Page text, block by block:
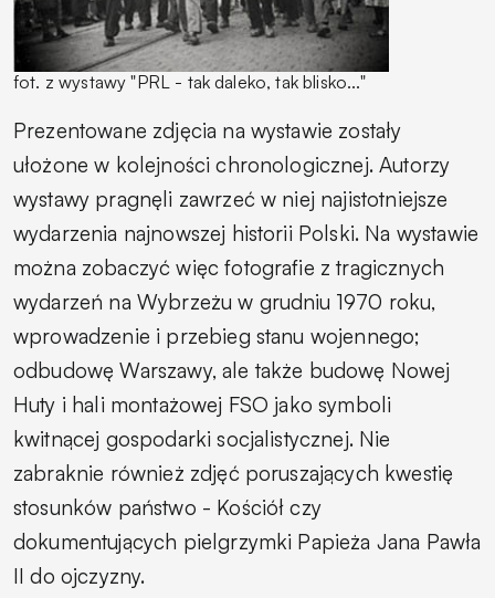
fot. z wystawy "PRL - tak daleko, tak blisko..."
Prezentowane zdjęcia na wystawie zostały
ułożone w kolejności chronologicznej. Autorzy
wystawy pragnęli zawrzeć w niej najistotniejsze
wydarzenia najnowszej historii Polski. Na wystawie
można zobaczyć więc fotografie z tragicznych
wydarzeń na Wybrzeżu w grudniu 1970 roku,
wprowadzenie i przebieg stanu wojennego;
odbudowę Warszawy, ale także budowę Nowej
Huty i hali montażowej FSO jako symboli
kwitnącej gospodarki socjalistycznej. Nie
zabraknie również zdjęć poruszających kwestię
stosunków państwo - Kościół czy
dokumentujących pielgrzymki Papieża Jana Pawła
II do ojczyzny.